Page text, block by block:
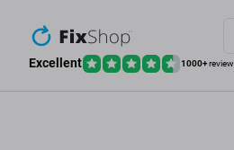
Excellent 1000+